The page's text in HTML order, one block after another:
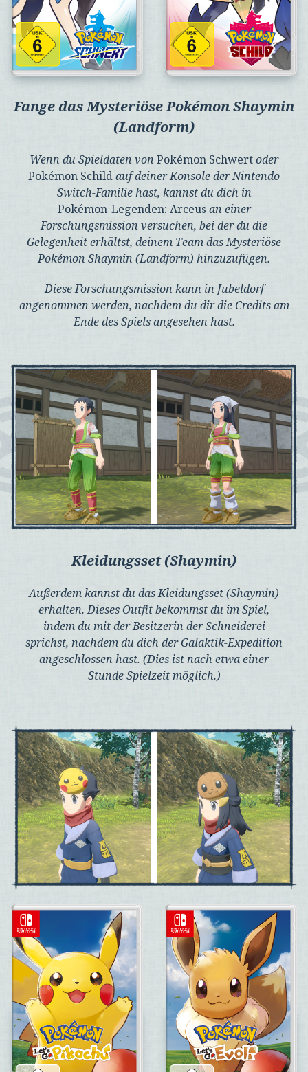
Fange das Mysteriöse Pokémon Shaymin
(Landform)
Wenn du Spieldaten von Pokémon Schwertoder
Pokémon Schildauf deiner Konsole der Nintendo
Switch-Familie hast, kannst du dich in
Pokémon-Legenden: Arceus an einer
Forschungsmission versuchen, bei der du die
Gelegenheit erhältst, deinem Team das Mysteriöse
Pokémon Shaymin (Landform) hinzuzufügen.
Diese Forschungsmission kann in Jubeldorf
angenommen werden, nachdem du dir die Credits am
Ende des Spiels angesehen hast.
Kleidungsset (Shaymin)
Außerdem kannst du das Kleidungsset (Shaymin)
erhalten. Dieses Outfit bekommst du im Spiel,
indem du mit der Besitzerin der Schneiderei
sprichst, nachdem du dich der Galaktik-Expedition
angeschlossen hast. (Dies ist nach etwa einer
Stunde Spielzeit möglich.)